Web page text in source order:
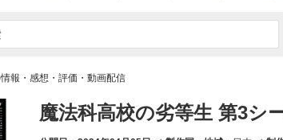
報・感想・評価・動画配信
魔法科高校の劣等生 第3シ